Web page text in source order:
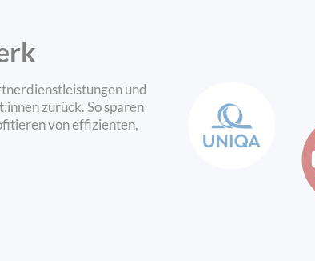
Dank ihrer regionalen Verankerung und der
mit UNIQA verbinden GeneralAgenturen
Sicherheit eines großen
und
zurück. So sparen
von effizienten,